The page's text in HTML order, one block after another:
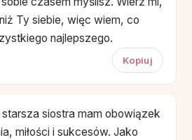
Ty siebie, więc wiem, co
najlepszego.
Kopiuj
siostra mam obowiązek
miłości i sukcesów. Jako